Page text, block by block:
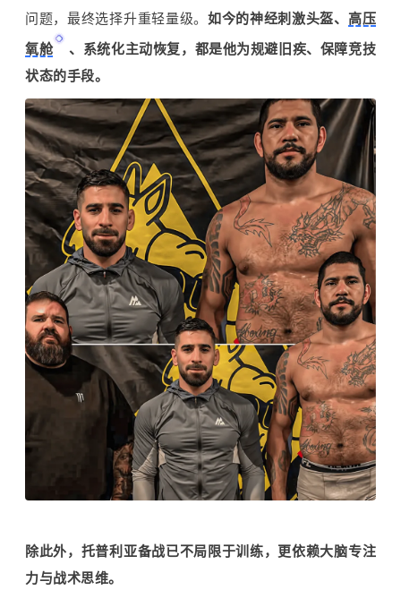
问题，最终选择升重轻量级。 如今的神经刺激头盔、 高压
氧舱
、系统化主动恢复，都是他为规避旧疾、保障竞技
状态的手段。
除此外，托普利亚备战已不局限于训练，更依赖大脑专注
力与战术思维。